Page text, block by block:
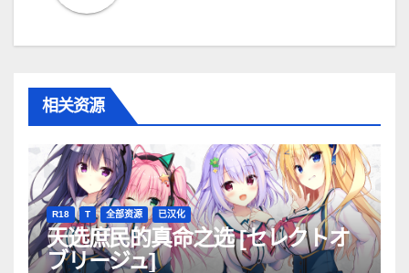
相关资源
R18 T 全部资源 已汉化
天选庶民的真命之选 [セレクトオ
ブリージュ]